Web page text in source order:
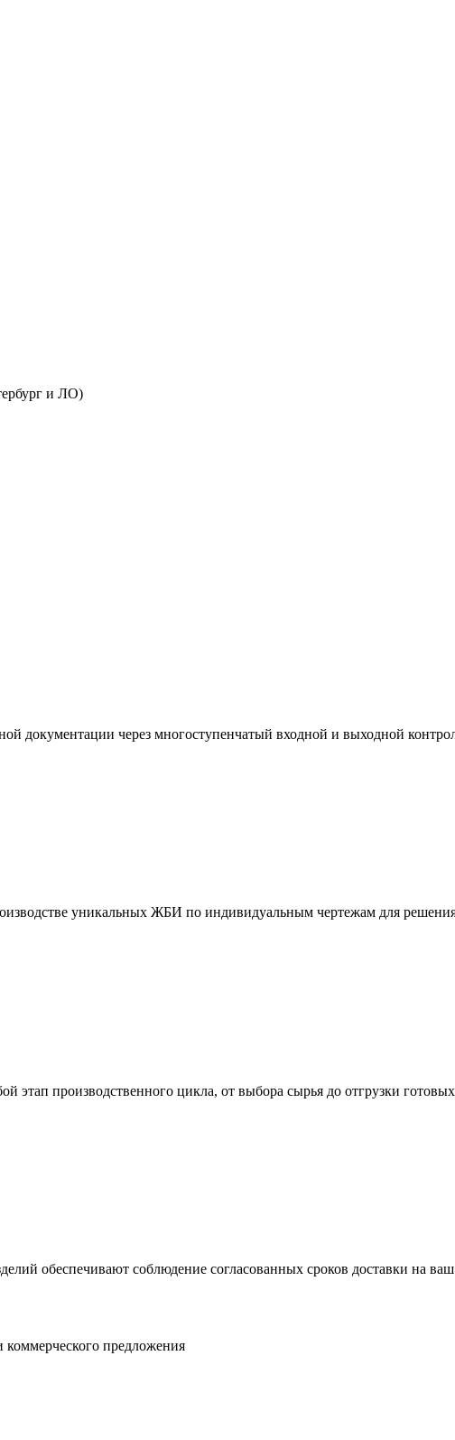
и ЛО)
документации через многоступенчатый входной и выходной
уникальных ЖБИ по индивидуальным чертежам для
этап производственного цикла, от выбора сырья до отгрузки
обеспечивают соблюдение согласованных сроков доставки на
коммерческого предложения